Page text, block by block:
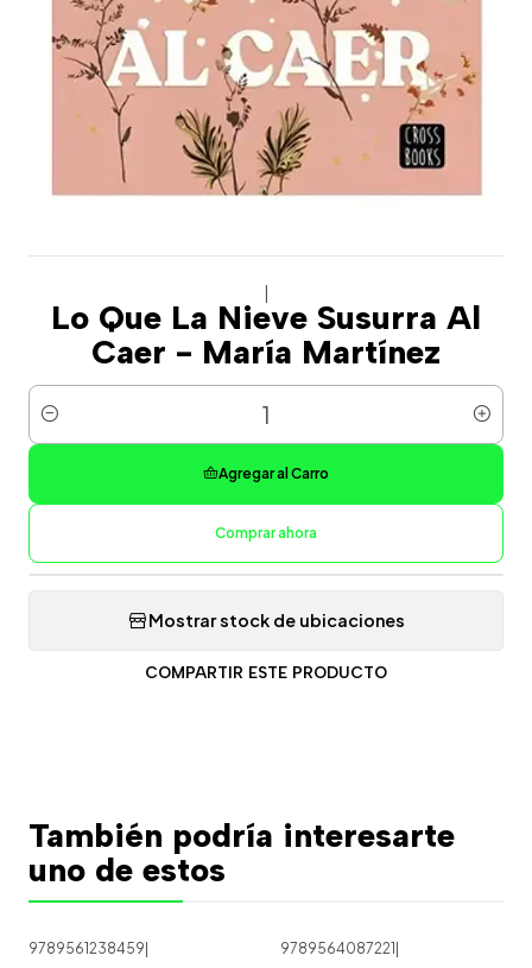
Lo Que La Nieve Susurra Al
Caer - María Martínez
Cantidad
Agregar al Carro
Comprar ahora
Mostrar stock de ubicaciones
COMPARTIR ESTE PRODUCTO
También podría interesarte
uno de estos
9789561238459 9789564087221